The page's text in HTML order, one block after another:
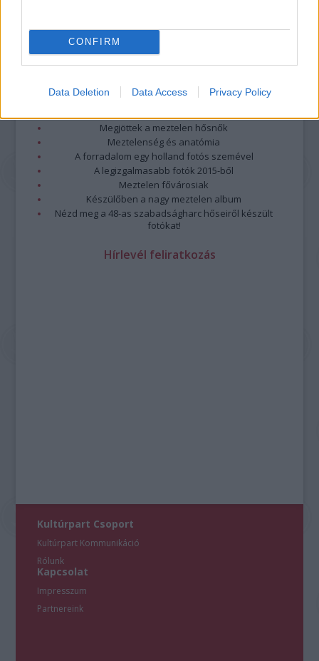
CONFIRM
Data Deletion Data Access Privacy Policy
Legolvasottabb
Megdöbbentő fotók a néptelen fővárosról
Top 10: ezek a legjobb szerelmes filmek
Megjöttek a meztelen hősnők
Meztelenség és anatómia
A forradalom egy holland fotós szemével
A legizgalmasabb fotók 2015-ből
Meztelen fővárosiak
Készülőben a nagy meztelen album
Nézd meg a 48-as szabadságharc hőseiről készült
fotókat!
Hírlevél feliratkozás
Kultúrpart Csoport
Kultúrpart Kommunikáció
Rólunk
Kapcsolat
Impresszum
Partnereink